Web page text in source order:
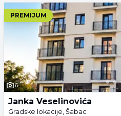
PREMIJUM
6
Janka Veselinovića
Gradske lokacije, Šabac